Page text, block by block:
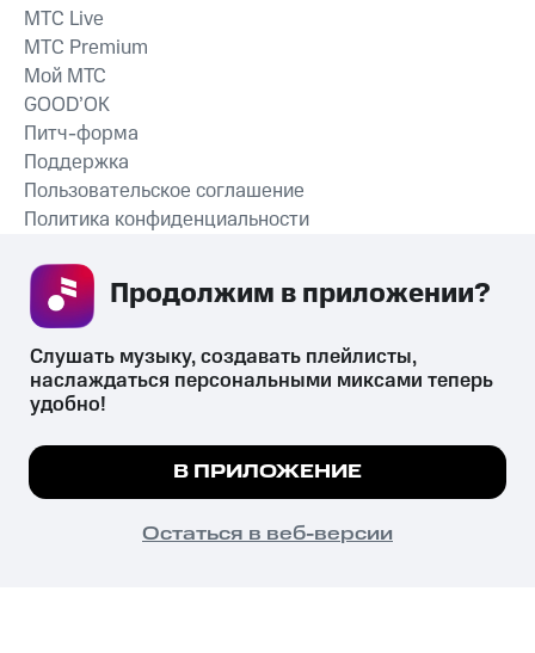
СКАЧАТЬ ПРИЛОЖЕНИЕ
MTС Live
MTС Premium
Мой МТС
GOOD’OK
Питч-форма
Поддержка
Пользовательское соглашение
Политика конфиденциальности
психотропных веществ, их аналогов причиняет вред здоровью,
их незаконный оборот запрещён и влечёт установленную
законодательством ответственность.
© 2026 ООО «КИОН».
Все права защищены
Мы используем куки, чтобы на сайте все
Подробнее
ПОНЯТНО
Слушать музыку, создавать плейлисты,
наслаждаться персональными миксами теперь
удобно!
В ПРИЛОЖЕНИЕ
Остаться в веб-версии